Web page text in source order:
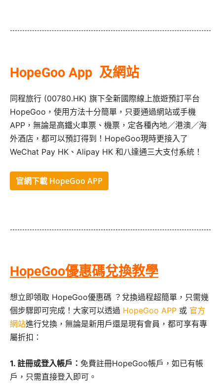
HopeGoo App 及網站
同程旅行 (00780.HK) 旗下全新國際線上旅遊預訂平台
HopeGoo，使用方法十分簡單，只要通過網站或手機
APP，無論是高鐵火車票、機票，定各種內地／港澳／海
外酒店，都可以預訂得到！HopeGoo現時更接入了
WeChat Pay HK、Alipay HK 和八達通三大支付系統！
官網下載 HopeGoo APP
HopeGoo優惠碼兌換教學
想立即領取 HopeGoo優惠碼 ？兌換過程超簡單，只需幾
個步驟即可完成！大家可以透過 HopeGoo APP 或 官方
網站進行兌換，無論是新用戶還是現有會員，都可享有專
屬折扣：
1. 註冊或登入帳戶： 免費註冊HopeGoo帳戶，如已有帳
戶，只需直接登入即可。